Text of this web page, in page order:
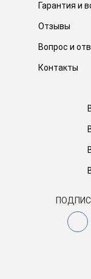
Гарантия и
Отзывы
Вопрос и
Контакты